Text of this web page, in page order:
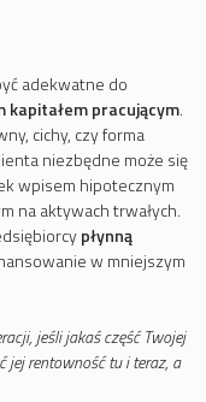
adekwatne do
pracującym.
cichy, czy forma
niezbędne może się
wpisem hipotecznym
na aktywach trwałych.
płynną
w mniejszym
jeśli jakaś część Twojej
jej rentowność tu i teraz, a